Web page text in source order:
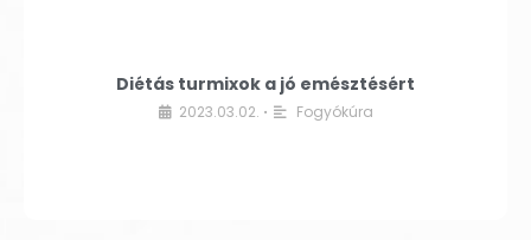
Diétás turmixok a jó emésztésért
2023.03.02. • Fogyókúra